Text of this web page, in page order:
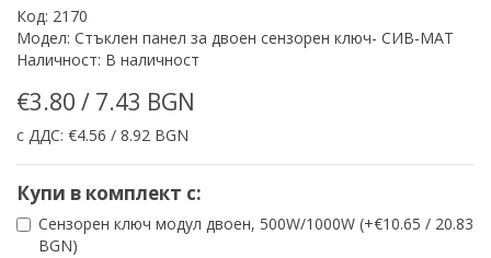
Код: 2170
Модел: Стъклен панел за двоен сензорен ключ- СИВ-МАТ
Наличност: В наличност
€3.80 / 7.43 BGN
с ДДС: €4.56 / 8.92 BGN
Купи в комплект с:
Сензорен ключ модул двоен, 500W/1000W (+€10.65 / 20.83
BGN)